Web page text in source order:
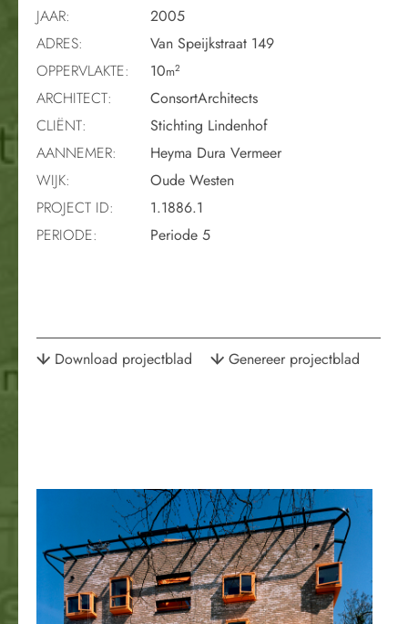
JAAR:
2005
ADRES:
Van Speijkstraat 149
OPPERVLAKTE:
10m2
ARCHITECT:
ConsortArchitects
CLIËNT:
Stichting Lindenhof
AANNEMER:
Heyma Dura Vermeer
WIJK:
Oude Westen
PROJECT ID:
1.1886.1
PERIODE:
Periode 5
Download projectblad Genereer projectblad